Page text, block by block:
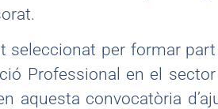
seleccionat per formar
Professional en el
aquesta convocatòria